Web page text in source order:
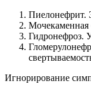
Пиелонефрит.
Мочекаменная
Гидронефроз.
Игнорирование